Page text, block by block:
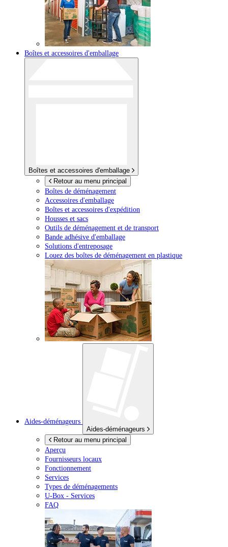
Boîtes et accessoires d'emballage
Boîtes et accessoires d'emballage
Retour au menu principal
Boîtes de déménagement
Accessoires d'emballage
Boîtes et accessoires d'expédition
Housses et sacs
Outils de déménagement et de transport
Bande adhésive d'emballage
Solutions d'entreposage
Louez des boîtes de déménagement en plastique
Aides-déménageurs
Aides-déménageurs
Retour au menu principal
Aperçu
Fournisseurs locaux
Fonctionnement
Services
Types de déménagements
U-Box - Services
FAQ